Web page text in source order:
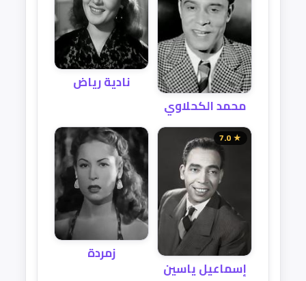
محمد الكحلاوي
نادية رياض
★ 7.0
إسماعيل ياسين
زمردة